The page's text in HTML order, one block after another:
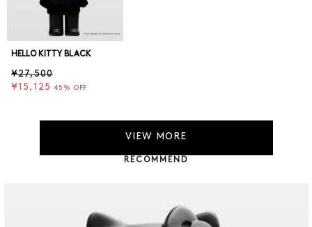
HELLO KITTY BLACK
¥27,500
¥15,125 45% OFF
VIEW MORE
RECOMMEND